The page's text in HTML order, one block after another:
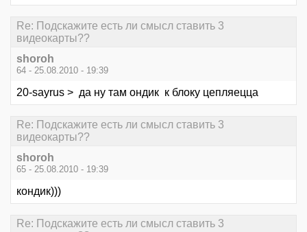
Re: Подскажите есть ли смысл ставить 3
видеокарты??
shoroh
64 - 25.08.2010 - 19:39
20-sayrus > да ну там ондик к блоку цепляецца
Re: Подскажите есть ли смысл ставить 3
видеокарты??
shoroh
65 - 25.08.2010 - 19:39
кондик)))
Re: Подскажите есть ли смысл ставить 3